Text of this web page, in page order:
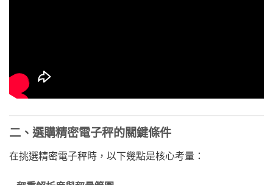
二、選購精密電子秤的關鍵條件
在挑選精密電子秤時，以下幾點是核心考量：